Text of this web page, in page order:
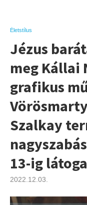
Életstílus
Jézus
meg Kállai
grafikus
Szalkay
13-ig
2022.12.03.